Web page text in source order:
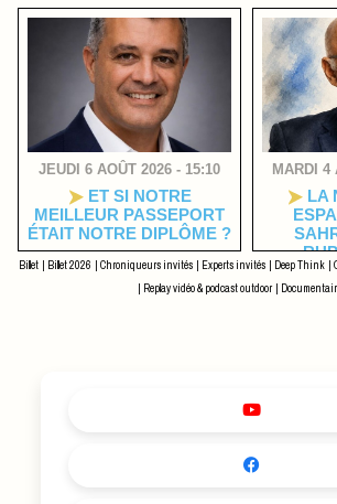
JEUDI 6 AOÛT 2026 - 15:10
ET SI NOTRE
MEILLEUR PASSEPORT
ÉTAIT NOTRE DIPLÔME ?
MARDI 4
LA
Billet | Billet 2026 | Chroniqueurs invités | Experts invités | Deep Think |
| Replay vidéo & podcast outdoor |